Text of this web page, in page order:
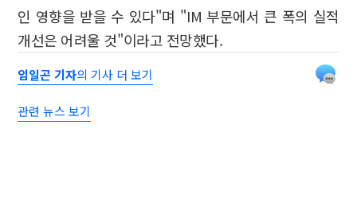
인 영향을 받을 수 있다"며 "IM 부문에서 큰 폭의 실적
개선은 어려울 것"이라고 전망했다.
임일곤 기자의 기사 더 보기
관련 뉴스 보기